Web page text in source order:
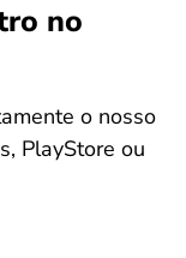
no
o nosso
PlayStore ou